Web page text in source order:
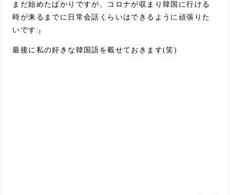
まだ始めたばかりですが、コロナが収まり韓国に行ける
時が来るまでに日常会話くらいはできるように頑張りた
いです:₎
最後に私の好きな韓国語を載せておきます(笑)